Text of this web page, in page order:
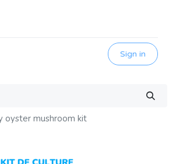
Sign in
oyster mushroom kit